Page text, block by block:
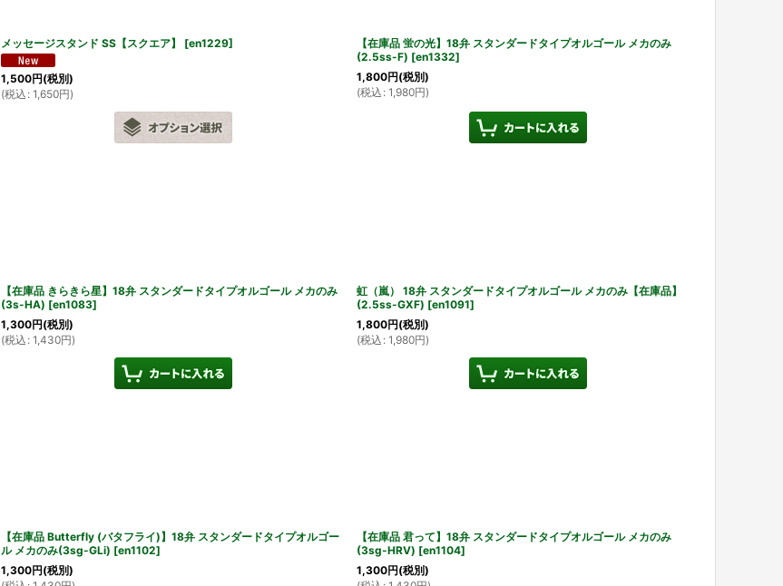
メッセージスタンド SS【スクエア】 [en1229]
1,500円(税別)
(税込 : 1,650円)
【在庫品 蛍の光】18弁 スタンダードタイプオルゴール メカのみ
(2.5ss-F) [en1332]
1,800円(税別)
(税込 : 1,980円)
【在庫品 きらきら星】18弁 スタンダードタイプオルゴール メカのみ
(3s-HA) [en1083]
1,300円(税別)
(税込 : 1,430円)
虹（嵐） 18弁 スタンダードタイプオルゴール メカのみ【在庫品】
(2.5ss-GXF) [en1091]
1,800円(税別)
(税込 : 1,980円)
【在庫品 Butterfly (バタフライ)】18弁 スタンダードタイプオルゴー
ル メカのみ(3sg-GLi) [en1102]
1,300円(税別)
【在庫品 君って】18弁 スタンダードタイプオルゴール メカのみ
(3sg-HRV) [en1104]
1,300円(税別)